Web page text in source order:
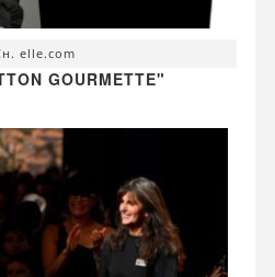
elle.com
GOURMETTE"